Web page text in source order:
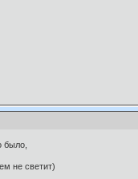
было,
не светит)